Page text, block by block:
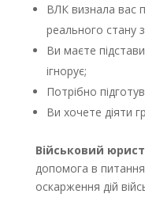
ВЛК визнала вас
реального стану
Ви маєте
ігнорує;
Потрібно
Ви хочете діяти
Військовий
допомога в
оскарження дій